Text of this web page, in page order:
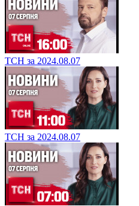
ТСН за 2024.08.07
ТСН за 2024.08.07